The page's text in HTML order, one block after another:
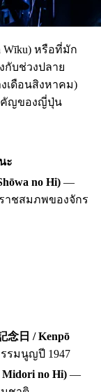
Wīku) หรือที่มัก
กับช่วงปลาย
เดือนสิงหาคม)
คัญของญี่ปุ่น
ะ
no Hi) —
าชสมภพของจักร
日 / Kenpō
รมนูญปี 1947
no Hi) —